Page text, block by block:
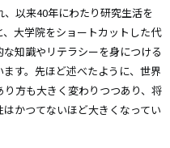
以来40年にわたり研究生活を
大学院をショートカットした代
知識やリテラシーを身につける
す。先ほど述べたように、世界
方も大きく変わりつつあり、将
かつてないほど大きくなってい